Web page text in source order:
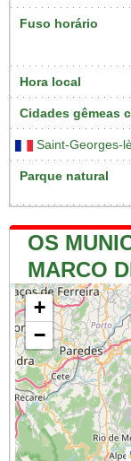
Fuso horário
Hora local
Cidades gêmeas
Saint-Georges-
Parque natural
OS
MARCO
+
−